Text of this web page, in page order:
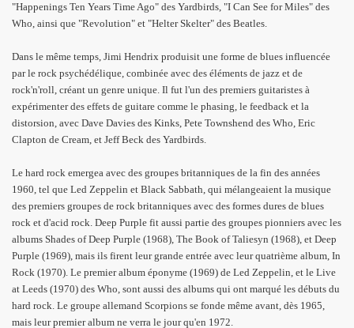
"Happenings Ten Years Time Ago" des Yardbirds, "I Can See for Miles" des
Who, ainsi que "Revolution" et "Helter Skelter" des Beatles.
Dans le même temps, Jimi Hendrix produisit une forme de blues influencée
par le rock psychédélique, combinée avec des éléments de jazz et de
rock'n'roll, créant un genre unique. Il fut l'un des premiers guitaristes à
expérimenter des effets de guitare comme le phasing, le feedback et la
distorsion, avec Dave Davies des Kinks, Pete Townshend des Who, Eric
Clapton de Cream, et Jeff Beck des Yardbirds.
Le hard rock emergea avec des groupes britanniques de la fin des années
1960, tel que Led Zeppelin et Black Sabbath, qui mélangeaient la musique
des premiers groupes de rock britanniques avec des formes dures de blues
rock et d'acid rock. Deep Purple fit aussi partie des groupes pionniers avec les
albums Shades of Deep Purple (1968), The Book of Taliesyn (1968), et Deep
Purple (1969), mais ils firent leur grande entrée avec leur quatrième album, In
Rock (1970). Le premier album éponyme (1969) de Led Zeppelin, et le Live
at Leeds (1970) des Who, sont aussi des albums qui ont marqué les débuts du
hard rock. Le groupe allemand Scorpions se fonde même avant, dès 1965,
mais leur premier album ne verra le jour qu'en 1972.